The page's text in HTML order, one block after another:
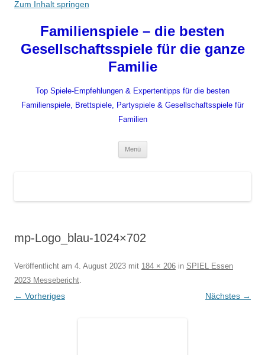
Zum Inhalt springen
Familienspiele – die besten
Gesellschaftsspiele für die ganze
Familie
Top Spiele-Empfehlungen & Expertentipps für die besten
Familienspiele, Brettspiele, Partyspiele & Gesellschaftsspiele für
Familien
Menü
mp-Logo_blau-1024×702
Veröffentlicht am 4. August 2023 mit 184 × 206 in SPIEL Essen
2023 Messebericht.
← Vorheriges Nächstes →